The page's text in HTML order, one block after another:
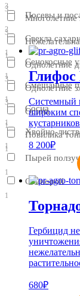
3
Посевы и
2
Свекла
1
Сенокосные
1
Смешанные
1
Сосна
1
Хвойно-
1
3
Многолетние
3
1
Однолетние
3
Однолетние
3
Осина
1
Повилика
1
Пырей
1
Свинорой
1
Системный
широким
8 200₽
Гербицид
680₽